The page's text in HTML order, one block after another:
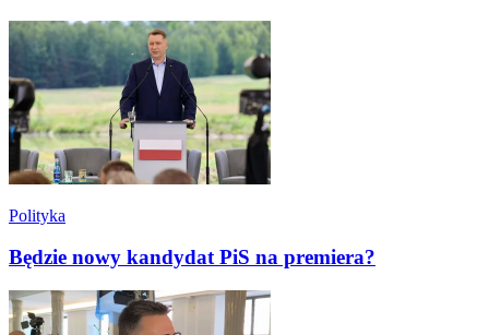
Polityka
Będzie nowy kandydat PiS na premiera?